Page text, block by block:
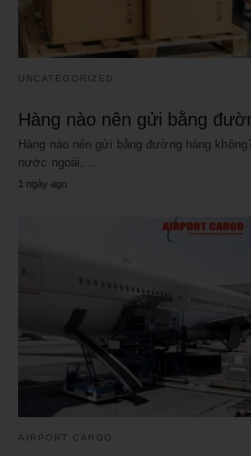
UNCATEGORIZED
Hàng nào nên gửi bằng
Hàng nào nên gửi bằng đường hàng
nước ngoài,…
1 ngày ago
AIRPORT CARGO